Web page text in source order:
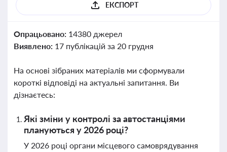
ЕКСПОРТ
Опрацьовано: 14380 джерел
Виявлено: 17 публікацій за 20 грудня
На основі зібраних матеріалів ми сформували
короткі відповіді на актуальні запитання. Ви
дізнаєтесь:
Які зміни у контролі за автостанціями
плануються у 2026 році?
У 2026 році органи місцевого самоврядування